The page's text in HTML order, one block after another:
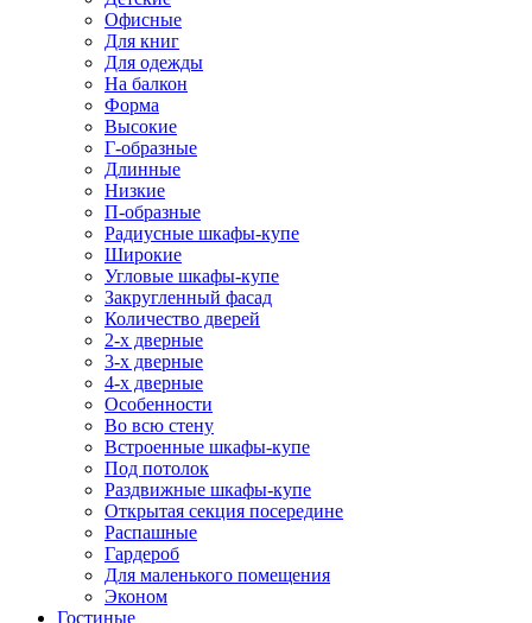
Офисные
Для книг
Для одежды
На балкон
Форма
Высокие
Г-образные
Длинные
Низкие
П-образные
Радиусные шкафы-купе
Широкие
Угловые шкафы-купе
Закругленный фасад
Количество дверей
2-х дверные
3-х дверные
4-х дверные
Особенности
Во всю стену
Встроенные шкафы-купе
Под потолок
Раздвижные шкафы-купе
Открытая секция посередине
Распашные
Гардероб
Для маленького помещения
Эконом
Гостиные